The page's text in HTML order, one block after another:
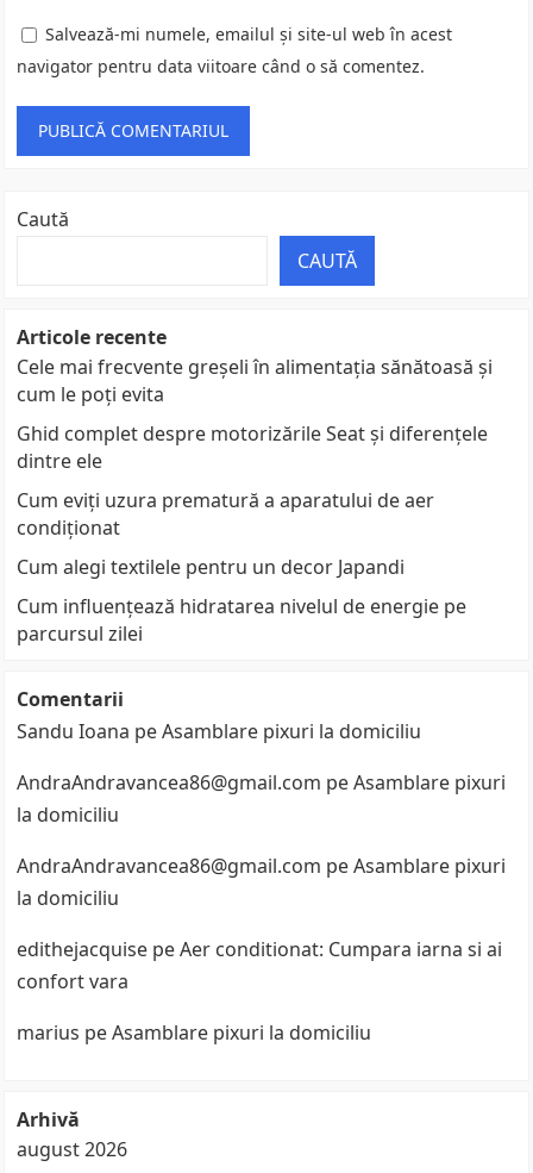
Salvează-mi numele, emailul și site-ul web în acest
navigator pentru data viitoare când o să comentez.
Caută
CAUTĂ
Articole recente
Cele mai frecvente greșeli în alimentația sănătoasă și
cum le poți evita
Ghid complet despre motorizările Seat și diferențele
dintre ele
Cum eviți uzura prematură a aparatului de aer
condiționat
Cum alegi textilele pentru un decor Japandi
Cum influențează hidratarea nivelul de energie pe
parcursul zilei
Comentarii
Sandu Ioana peAsamblare pixuri la domiciliu
AndraAndravancea86@gmail.com peAsamblare pixuri
la domiciliu
AndraAndravancea86@gmail.com peAsamblare pixuri
la domiciliu
edithejacquise peAer conditionat: Cumpara iarna si ai
confort vara
marius peAsamblare pixuri la domiciliu
Arhivă
august 2026